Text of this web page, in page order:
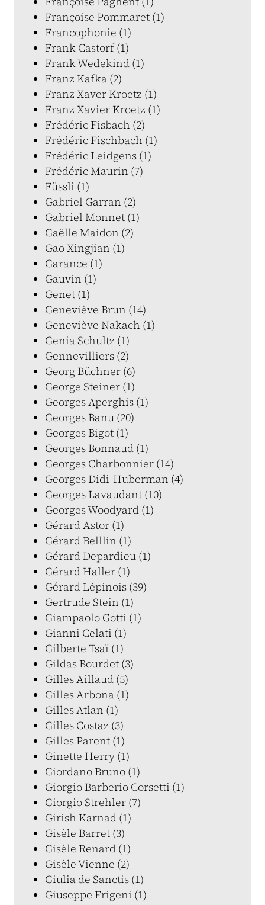
Françoise Pommaret (1)
Francophonie (1)
Frank Castorf (1)
Frank Wedekind (1)
Franz Kafka (2)
Franz Xaver Kroetz (1)
Franz Xavier Kroetz (1)
Frédéric Fisbach (2)
Frédéric Fischbach (1)
Frédéric Leidgens (1)
Frédéric Maurin (7)
Füssli (1)
Gabriel Garran (2)
Gabriel Monnet (1)
Gaëlle Maidon (2)
Gao Xingjian (1)
Garance (1)
Gauvin (1)
Genet (1)
Geneviève Brun (14)
Geneviève Nakach (1)
Genia Schultz (1)
Gennevilliers (2)
Georg Büchner (6)
George Steiner (1)
Georges Aperghis (1)
Georges Banu (20)
Georges Bigot (1)
Georges Bonnaud (1)
Georges Charbonnier (14)
Georges Didi-Huberman (4)
Georges Lavaudant (10)
Georges Woodyard (1)
Gérard Astor (1)
Gérard Belllin (1)
Gérard Depardieu (1)
Gérard Haller (1)
Gérard Lépinois (39)
Gertrude Stein (1)
Giampaolo Gotti (1)
Gianni Celati (1)
Gilberte Tsaï (1)
Gildas Bourdet (3)
Gilles Aillaud (5)
Gilles Arbona (1)
Gilles Atlan (1)
Gilles Costaz (3)
Gilles Parent (1)
Ginette Herry (1)
Giordano Bruno (1)
Giorgio Barberio Corsetti (1)
Giorgio Strehler (7)
Girish Karnad (1)
Gisèle Barret (3)
Gisèle Renard (1)
Gisèle Vienne (2)
Giulia de Sanctis (1)
Giuseppe Frigeni (1)